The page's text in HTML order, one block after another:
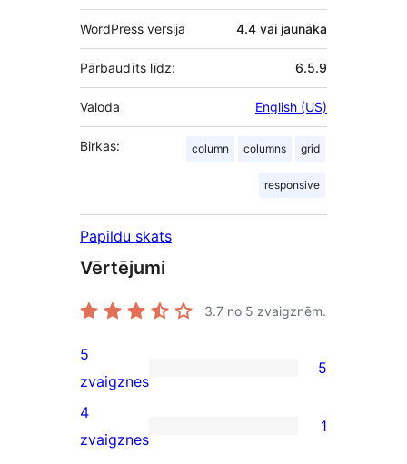
WordPress versija 4.4 vai jaunāka
Pārbaudīts līdz: 6.5.9
Valoda English (US)
Birkas: column columns grid
responsive
Papildu skats
Vērtējumi
3.7 no 5 zvaigznēm.
5
5-
star
5
zvaigznes
5
1
4
zvaigznes
1